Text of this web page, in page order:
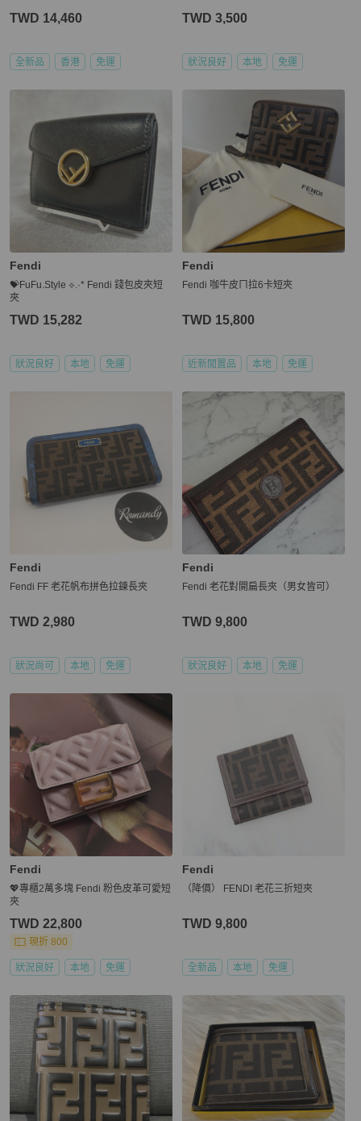
TWD 14,460
全新品 香港 免運
TWD 3,500
狀況良好 本地 免運
Fendi
💝FuFu.Style ⟡.·* Fendi 錢包皮夾短
夾
TWD 15,282
狀況良好 本地 免運
Fendi
Fendi 咖牛皮ㄇ拉6卡短夾
TWD 15,800
近新閒置品 本地 免運
Fendi
Fendi FF 老花帆布拼色拉鍊長夾
TWD 2,980
狀況尚可 本地 免運
Fendi
Fendi 老花對開扁長夾（男女皆可）
TWD 9,800
狀況良好 本地 免運
Fendi
💖專櫃2萬多塊 Fendi 粉色皮革可愛短
夾
TWD 22,800
現折 800
狀況良好 本地 免運
Fendi
（降價） FENDI 老花三折短夾
TWD 9,800
全新品 本地 免運